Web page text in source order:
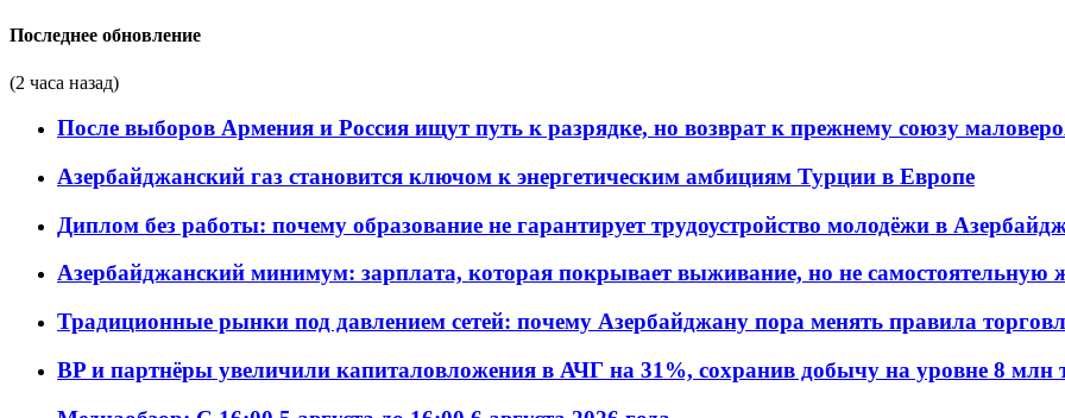
Последнее обновление
(2 часа назад)
После выборов Армения и Россия ищут путь к разрядке, но возврат к прежнему союзу
Азербайджанский газ становится ключом к энергетическим амбициям Турции в Европе
Диплом без работы: почему образование не гарантирует трудоустройство молодёжи в
Азербайджанский минимум: зарплата, которая покрывает выживание, но не самостоятельную
Традиционные рынки под давлением сетей: почему Азербайджану пора менять правила
BP и партнёры увеличили капиталовложения в АЧГ на 31%, сохранив добычу на уровне 8 млн